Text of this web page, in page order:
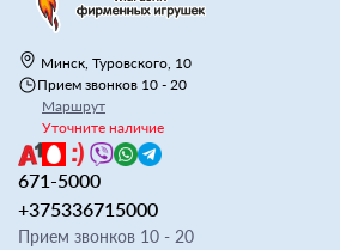
Минск, Туровского, 10
Прием звонков 10 - 20
Маршрут
Уточните наличие
671-5000
+375336715000
Прием звонков 10 - 20